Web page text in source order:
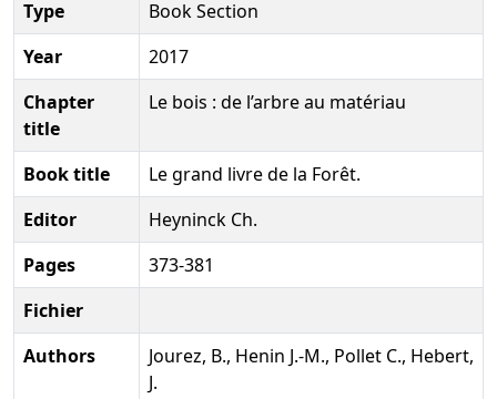
Type
Book Section
Year
2017
Chapter
title
Le bois : de l’arbre au matériau
Book title
Le grand livre de la Forêt.
Editor
Heyninck Ch.
Pages
373-381
Fichier
Authors
Jourez, B., Henin J.-M., Pollet C., Hebert,
J.